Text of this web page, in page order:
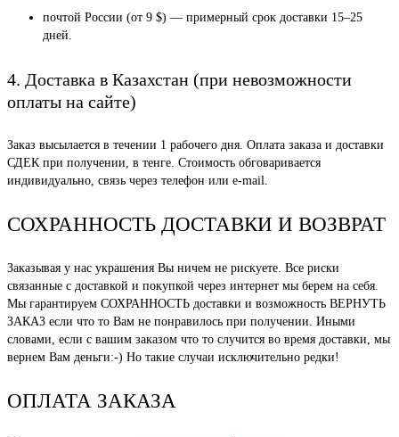
почтой России (от 9 $) — примерный срок доставки 15–25
дней.
4. Доставка в Казахстан (при невозможности
оплаты на сайте)
Заказ высылается в течении 1 рабочего дня. Оплата заказа и доставки
СДЕК при получении, в тенге. Стоимость обговаривается
индивидуально, связь через телефон или e-mail.
СОХРАННОСТЬ ДОСТАВКИ И ВОЗВРАТ
Заказывая у нас украшения Вы ничем не рискуете. Все риски
связанные с доставкой и покупкой через интернет мы берем на себя.
Мы гарантируем СОХРАННОСТЬ доставки и возможность ВЕРНУТЬ
ЗАКАЗ если что то Вам не понравилось при получении. Иными
словами, если с вашим заказом что то случится во время доставки, мы
вернем Вам деньги:-) Но такие случаи исключительно редки!
ОПЛАТА ЗАКАЗА